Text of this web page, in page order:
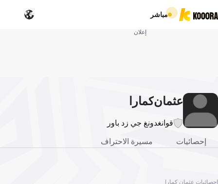
مباشر
إعلان
عثمانكمارا
قوانغدونغ جي زد باور
إحصائيات مسيرة الاحتراف
إحصائيات عثمان كمارا